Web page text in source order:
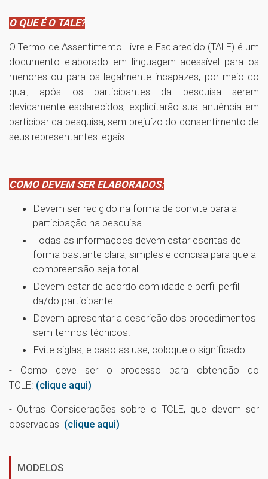
O QUE É O TALE?
O Termo de Assentimento Livre e Esclarecido (TALE) é um
documento elaborado em linguagem acessível para os
menores ou para os legalmente incapazes, por meio do
qual, após os participantes da pesquisa serem
devidamente esclarecidos, explicitarão sua anuência em
participar da pesquisa, sem prejuízo do consentimento de
seus representantes legais.
COMO DEVEM SER ELABORADOS:
Devem ser redigido na forma de convite para a
participação na pesquisa.
Todas as informações devem estar escritas de
forma bastante clara, simples e concisa para que a
compreensão seja total.
Devem estar de acordo com idade e perfil perfil
da/do participante.
Devem apresentar a descrição dos procedimentos
sem termos técnicos.
Evite siglas, e caso as use, coloque o significado.
- Como deve ser o processo para obtenção do
TCLE: (clique aqui)
- Outras Considerações sobre o TCLE, que devem ser
observadas (clique aqui)
MODELOS